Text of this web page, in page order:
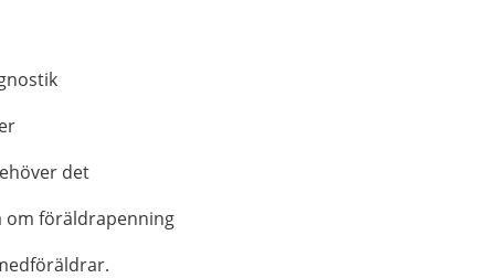
det
om föräldrapenning